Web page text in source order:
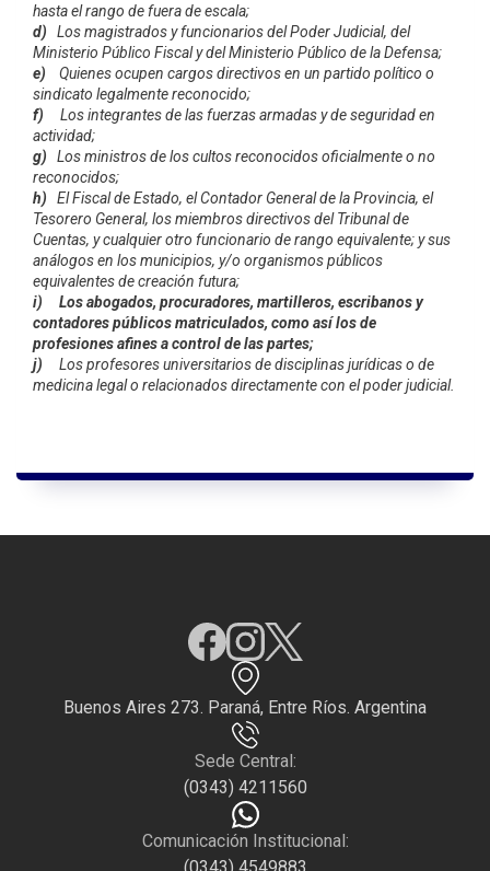
hasta el rango de fuera de escala;
d) Los magistrados y funcionarios del Poder Judicial, del
Ministerio Público Fiscal y del Ministerio Público de la Defensa;
e) Quienes ocupen cargos directivos en un partido político o
sindicato legalmente reconocido;
f) Los integrantes de las fuerzas armadas y de seguridad en
actividad;
g) Los ministros de los cultos reconocidos oficialmente o no
reconocidos;
h) El Fiscal de Estado, el Contador General de la Provincia, el
Tesorero General, los miembros directivos del Tribunal de
Cuentas, y cualquier otro funcionario de rango equivalente; y sus
análogos en los municipios, y/o organismos públicos
equivalentes de creación futura;
i) Los abogados, procuradores, martilleros, escribanos y
contadores públicos matriculados, como así los de
profesiones afines a control de las partes;
j) Los profesores universitarios de disciplinas jurídicas o de
medicina legal o relacionados directamente con el poder judicial.
Buenos Aires 273. Paraná, Entre Ríos. Argentina
Sede Central:
(0343) 4211560
Comunicación Institucional: